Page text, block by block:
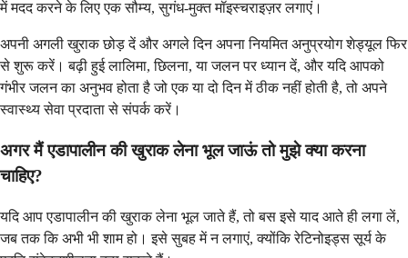
में मदद करने के लिए एक सौम्य, सुगंध-मुक्त मॉइस्चराइज़र लगाएं।
अपनी अगली खुराक छोड़ दें और अगले दिन अपना नियमित अनुप्रयोग शेड्यूल फिर
से शुरू करें। बढ़ी हुई लालिमा, छिलना, या जलन पर ध्यान दें, और यदि आपको
गंभीर जलन का अनुभव होता है जो एक या दो दिन में ठीक नहीं होती है, तो अपने
स्वास्थ्य सेवा प्रदाता से संपर्क करें।
अगर मैं एडापालीन की खुराक लेना भूल जाऊं तो मुझे क्या करना
चाहिए?
यदि आप एडापालीन की खुराक लेना भूल जाते हैं, तो बस इसे याद आते ही लगा लें,
जब तक कि अभी भी शाम हो। इसे सुबह में न लगाएं, क्योंकि रेटिनोइड्स सूर्य के